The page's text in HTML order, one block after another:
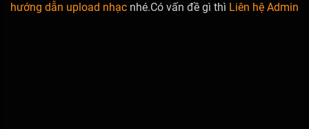
hướng dẫn upload nhạc nhé.Có vấn đề gì thì Liên hệ Admin